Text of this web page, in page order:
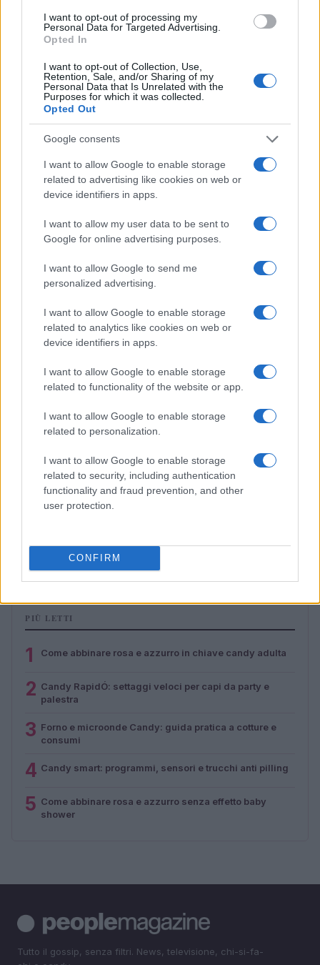
I want to opt-out of processing my
Personal Data for Targeted Advertising.
Opted In
I want to opt-out of Collection, Use,
Retention, Sale, and/or Sharing of my
Personal Data that Is Unrelated with the
Purposes for which it was collected.
Opted Out
Google consents
I want to allow Google to enable storage
related to advertising like cookies on web or
device identifiers in apps.
I want to allow my user data to be sent to
Google for online advertising purposes.
I want to allow Google to send me
personalized advertising.
I want to allow Google to enable storage
related to analytics like cookies on web or
device identifiers in apps.
I want to allow Google to enable storage
related to functionality of the website or app.
I want to allow Google to enable storage
related to personalization.
I want to allow Google to enable storage
related to security, including authentication
functionality and fraud prevention, and other
user protection.
CONFIRM
Come abbinare rosa e azzurro in chiave candy adulta
Cristian Castiglioni · 9 Ago 2026
CANDY
Candy RapidÓ: settaggi veloci per capi da party e
palestra
CANDY
consumi
Cristian Castiglioni · 2 Ago 2026
PIÙ LETTI
1 Come abbinare rosa e azzurro in chiave candy adulta
2 Candy RapidÓ: settaggi veloci per capi da party e
palestra
3 Forno e microonde Candy: guida pratica a cotture e
consumi
4 Candy smart: programmi, sensori e trucchi anti pilling
5 Come abbinare rosa e azzurro senza effetto baby
shower
Tutto il gossip, senza filtri. News, televisione, chi-si-fa-